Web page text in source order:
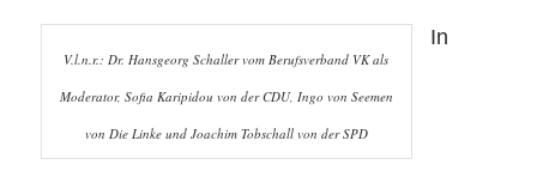
V.l.n.r.: Dr. Hansgeorg Schaller vom Berufsverband VK als
Moderator, Sofia Karipidou von der CDU, Ingo von Seemen
von Die Linke und Joachim Tobschall von der SPD
In